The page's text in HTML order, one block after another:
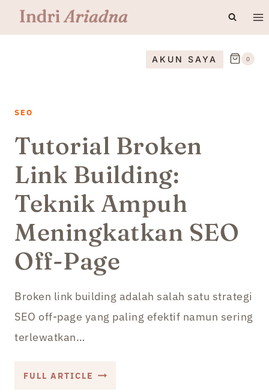
Skip
AKUN SAYA 0
SEO
Tutorial Broken
Link Building:
Teknik Ampuh
Meningkatkan SEO
Off-Page
Broken link building adalah salah satu strategi
SEO off-page yang paling efektif namun sering
terlewatkan…
FULL ARTICLE TUTORIAL